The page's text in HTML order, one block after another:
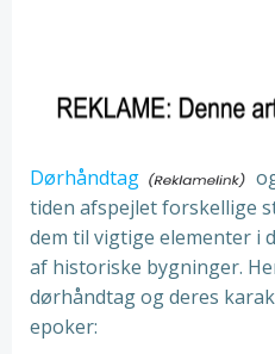
Dørhåndtag
tiden afspejlet forskellige
dem til vigtige elementer i
af historiske bygninger.
dørhåndtag og deres
epoker: